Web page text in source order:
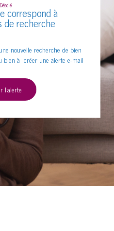
Désolécorrespond à
recherche
nouvelle recherche de bien
bien à créer une alerte e-mail
l'alerte